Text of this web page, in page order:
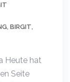
, BIRGIT,
Heute hat
Seite